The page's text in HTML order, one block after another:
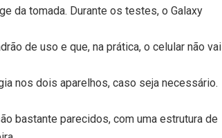
da tomada. Durante os testes, o Galaxy
de uso e que, na prática, o celular não vai
nos dois aparelhos, caso seja necessário.
bastante parecidos, com uma estrutura de